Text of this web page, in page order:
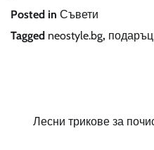
Posted in Съвети
Tagged neostyle.bg,
Лесни трикове за